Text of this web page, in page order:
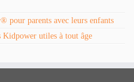
pour parents avec leurs enfants
Kidpower utiles à tout âge